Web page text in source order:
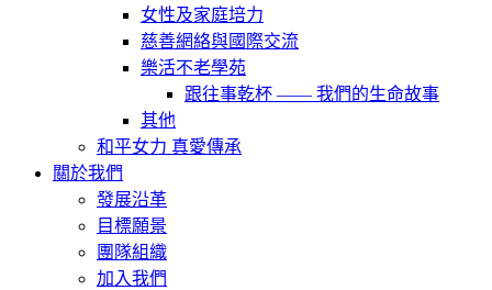
女性及家庭培力
慈善網絡與國際交流
樂活不老學苑
跟往事乾杯 —— 我們的生命故事
其他
和平女力 真愛傳承
關於我們
發展沿革
目標願景
團隊組織
加入我們